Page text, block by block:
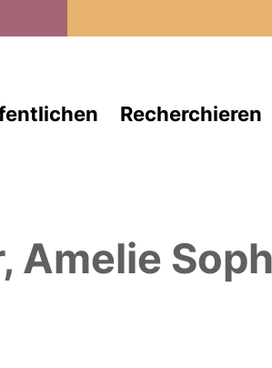
Recherchieren
Amelie